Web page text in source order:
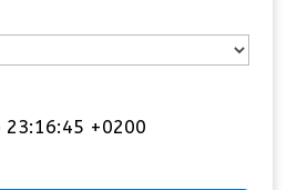
23:16:46 +0200